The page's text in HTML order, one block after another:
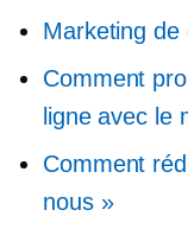
Marketing de
Comment
ligne avec le
Comment
nous »